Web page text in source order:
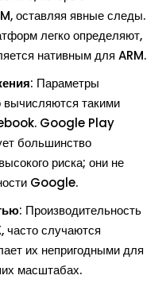
оставляя явные следы.
легко определяют,
нативным для ARM.
: Параметры
вычисляются такими
Google Play
большинство
риска; они не
Google.
: Производительность
часто случаются
их непригодными для
масштабах.